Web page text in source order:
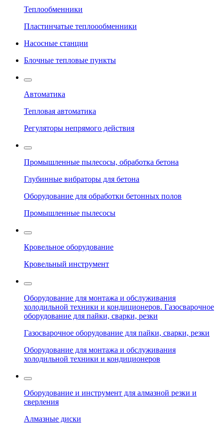
Теплообменники
Пластинчатые теплоообменники
Насосные станции
Блочные тепловые пункты
Автоматика
Тепловая автоматика
Регуляторы непрямого действия
Промышленные пылесосы, обработка бетона
Глубинные вибраторы для бетона
Оборудование для обработки бетонных полов
Промышленные пылесосы
Кровельное оборудование
Кровельный инструмент
Оборудование для монтажа и обслуживания
холодильной техники и кондиционеров. Газосварочное
оборудование для пайки, сварки, резки
Газосварочное оборудование для пайки, сварки, резки
Оборудование для монтажа и обслуживания
холодильной техники и кондиционеров
Оборудование и инструмент для алмазной резки и
сверления
Алмазные диски